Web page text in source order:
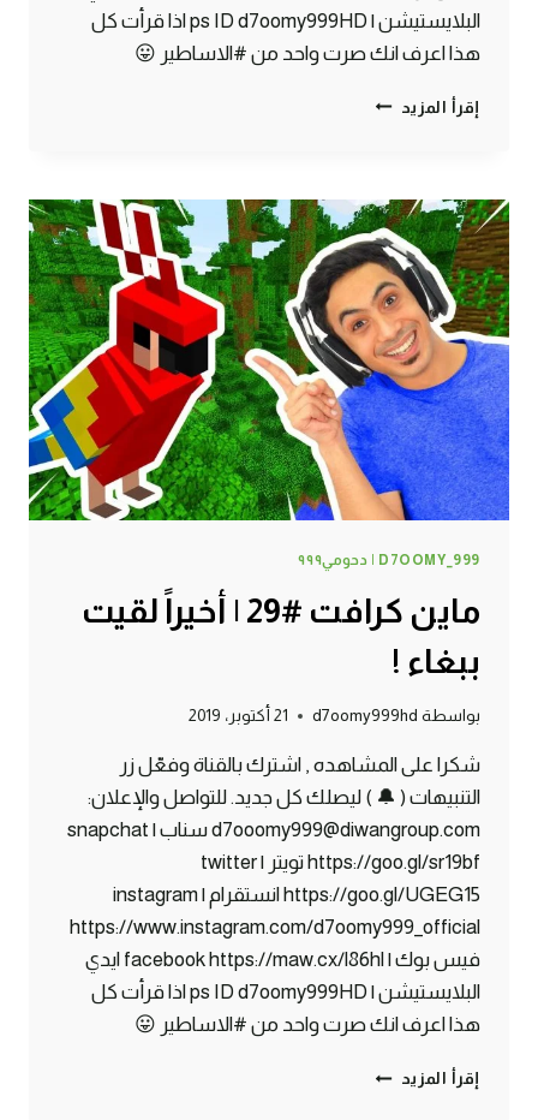
البلايستيشن | ps ID d7oomy999HD اذا قرأت كل
هذا اعرف انك صرت واحد من #الاساطير 😛
إقرأ المزيد ماين
لقيت
كنز
تحت
البحر
!
D7OOMY_999 | دحومي٩٩٩
ماين كرافت #29 | أخيراً لقيت
ببغاء !
بواسطة d7oomy999hd 21 أكتوبر، 2019
شكرا على المشاهده , اشترك بالقناة وفعّل زر
التنبيهات ( 🔔 ) ليصلك كل جديد. للتواصل والإعلان:
d7ooomy999@diwangroup.com سناب | snapchat
https://goo.gl/sr19bf تويتر | twitter
https://goo.gl/UGEG15 انستقرام | instagram
https://www.instagram.com/d7oomy999_official
فيس بوك | facebook https://maw.cx/l86hl ايدي
البلايستيشن | ps ID d7oomy999HD اذا قرأت كل
هذا اعرف انك صرت واحد من #الاساطير 😛
إقرأ المزيد ماين